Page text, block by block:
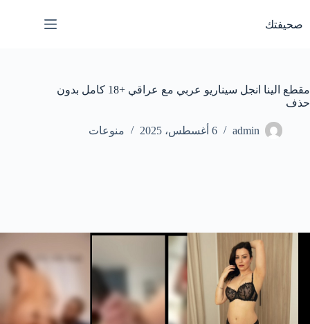
المحتوى
صحيفتك
مقطع الينا انجل سيناريو عربي مع عراقي +18 كامل بدون
حذف
admin 6 أغسطس، 2025 منوعات